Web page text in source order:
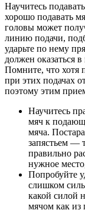
Научитесь
хорошо подавать
головы может
линию подачи,
ударьте по нему
должен оказаться
Помните, что хотя
при этих подачах
поэтому этим
Научитесь
мяч к
мяча.
запястьем —
правильно
нужное
Попробуйте
слишком
какой силой
мячом как из